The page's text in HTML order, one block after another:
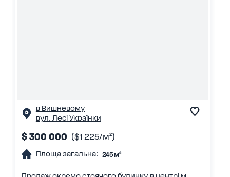
в Вишневому
вул. Лесі Українки
$ 300 000 ($1 225/м²)
Площа загальна: 245 м²